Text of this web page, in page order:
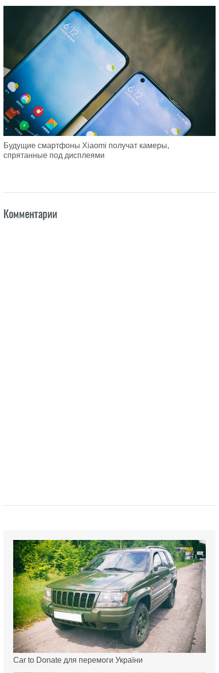
Будущие смартфоны Xiaomi получат камеры,
спрятанные под дисплеями
Комментарии
Car to Donate для перемоги України